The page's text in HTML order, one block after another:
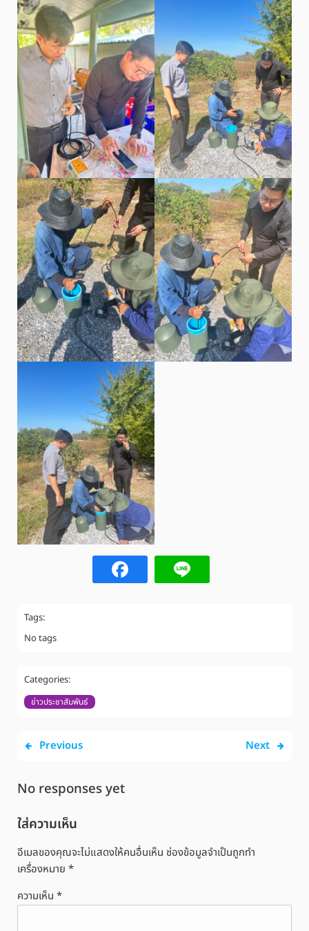
Tags:
No tags
Categories:
ข่าวประชาสัมพันธ์
Previous Next
No responses yet
ใส่ความเห็น
อีเมลของคุณจะไม่แสดงให้คนอื่นเห็น ช่องข้อมูลจำเป็นถูกทำ
เครื่องหมาย *
ความเห็น *